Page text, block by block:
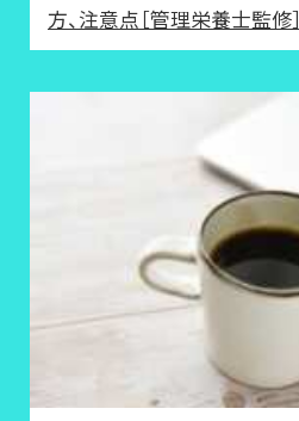
方、注意点［管理栄養士監修］